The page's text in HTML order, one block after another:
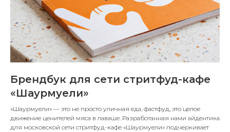
Брендбук для сети стритфуд-кафе
«Шаурмуели»
«Шаурмуели» — это не просто уличная еда, фастфуд, это целое
движение ценителей мяса в лаваше. Разработанная нами айдентика
для московской сети стритфуд-кафе «Шаурмуели» подчеркивает